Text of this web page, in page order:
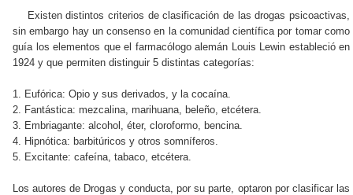
Existen distintos criterios de clasificación de las drogas psicoactivas,
sin embargo hay un consenso en la comunidad científica por tomar como
guía los elementos que el farmacólogo alemán Louis Lewin estableció en
1924 y que permiten distinguir 5 distintas categorías:
1. Eufórica: Opio y sus derivados, y la cocaína.
2. Fantástica: mezcalina, marihuana, beleño, etcétera.
3. Embriagante: alcohol, éter, cloroformo, bencina.
4. Hipnótica: barbitúricos y otros somníferos.
5. Excitante: cafeína, tabaco, etcétera.
Los autores de Drogas y conducta, por su parte, optaron por clasificar las